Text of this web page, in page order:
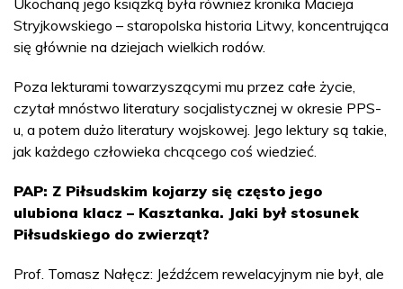
Stryjkowskiego – staropolska historia Litwy, koncentrująca
się głównie na dziejach wielkich rodów.
Poza lekturami towarzyszącymi mu przez całe życie,
czytał mnóstwo literatury socjalistycznej w okresie PPS-
u, a potem dużo literatury wojskowej. Jego lektury są takie,
jak każdego człowieka chcącego coś wiedzieć.
PAP: Z Piłsudskim kojarzy się często jego
ulubiona klacz – Kasztanka. Jaki był stosunek
Piłsudskiego do zwierząt?
Prof. Tomasz Nałęcz: Jeźdźcem rewelacyjnym nie był, ale